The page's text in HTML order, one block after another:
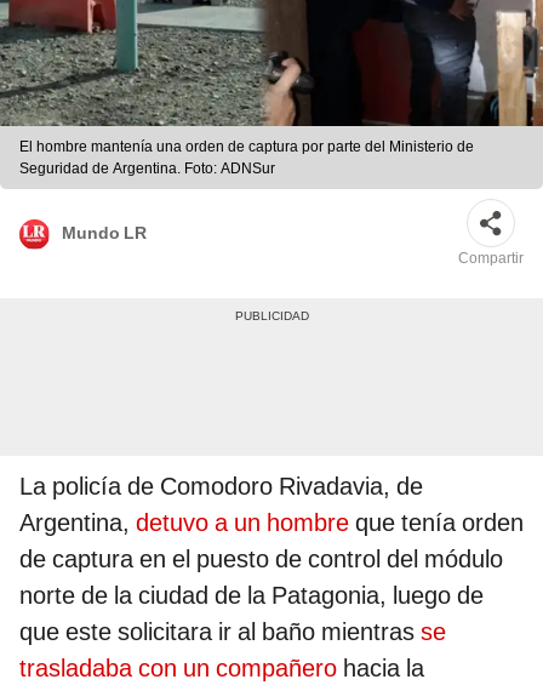
El hombre mantenía una orden de captura por parte del Ministerio de
Seguridad de Argentina. Foto: ADNSur
Mundo LR
Compartir
La policía de Comodoro Rivadavia, de
Argentina, detuvo a un hombre que tenía orden
de captura en el puesto de control del módulo
norte de la ciudad de la Patagonia, luego de
que este solicitara ir al baño mientras se
trasladaba con un compañero hacia la